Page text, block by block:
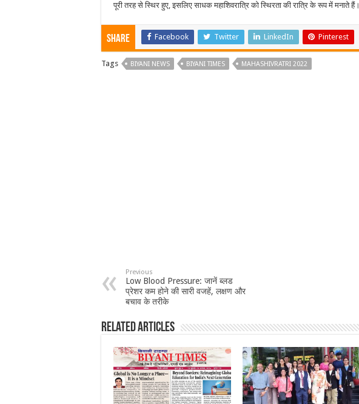
पूरी तरह से स्थिर हुए, इसलिए साधक महाशिवरात्रि को स्थिरता की रात्रि के रूप में मनाते हैं।
Share Facebook Twitter LinkedIn Pinterest
Tags BIYANI NEWS BIYANI TIMES MAHASHIVRATRI 2022
Previous
Low Blood Pressure: जानें ब्लड
प्रेशर कम होने की सारी वजहें, लक्षण और
बचाव के तरीके
Related Articles